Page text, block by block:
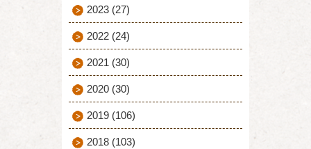
2023 (27)
2022 (24)
2021 (30)
2020 (30)
2019 (106)
2018 (103)